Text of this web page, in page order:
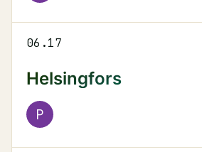
06.17
Helsingfors
P